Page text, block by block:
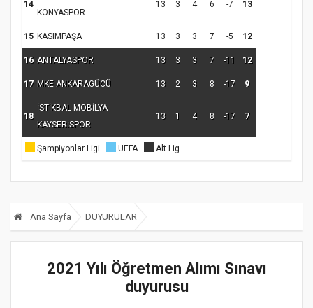
14
KONYASPOR
13 3 4 6 -7 13
15 KASIMPAŞA 13 3 3 7 -5 12
16 ANTALYASPOR 13 3 3 7 -11 12
17 MKE ANKARAGÜCÜ 13 2 3 8 -17 9
18
İSTİKBAL MOBİLYA
KAYSERİSPOR
13 1 4 8 -17 7
Şampiyonlar Ligi UEFA Alt Lig
Ana Sayfa DUYURULAR
2021 Yılı Öğretmen Alımı Sınavı
duyurusu